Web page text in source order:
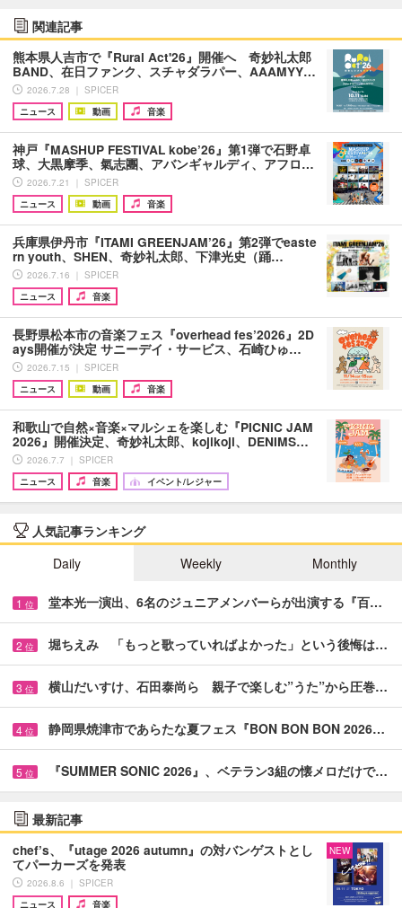
関連記事
熊本県人吉市で『Rural Act'26』開催へ 奇妙礼太郎
BAND、在日ファンク、スチャダラパー、AAAMYY…
2026.7.28 ｜ SPICER
ニュース
動画 音楽
神戸『MASHUP FESTIVAL kobe’26』第1弾で石野卓
球、大黒摩季、氣志團、アバンギャルディ、アフロ…
2026.7.21 ｜ SPICER
ニュース
動画 音楽
兵庫県伊丹市『ITAMI GREENJAM’26』第2弾でeaste
rn youth、SHEN、奇妙礼太郎、下津光史（踊…
2026.7.16 ｜ SPICER
ニュース
音楽
長野県松本市の音楽フェス『overhead fes’2026』2D
ays開催が決定 サニーデイ・サービス、石崎ひゅ…
2026.7.15 ｜ SPICER
ニュース
動画 音楽
和歌山で自然×音楽×マルシェを楽しむ『PICNIC JAM
2026』開催決定、奇妙礼太郎、kojikoji、DENIMS…
2026.7.7 ｜ SPICER
ニュース
音楽 イベント/レジャー
人気記事ランキング
Daily
Weekly Monthly
1 位 堂本光一演出、6名のジュニアメンバーらが出演する『百…
2 位 堀ちえみ 「もっと歌っていればよかった」という後悔は…
3 位 横山だいすけ、石田泰尚ら 親子で楽しむ”うた”から圧巻…
4 位 静岡県焼津市であらたな夏フェス『BON BON BON 2026…
5 位 『SUMMER SONIC 2026』、ベテラン3組の懐メロだけで…
最新記事
chef’s、『utage 2026 autumn』の対バンゲストとし
てパーカーズを発表
2026.8.6 ｜ SPICER
ニュース
音楽
NEW